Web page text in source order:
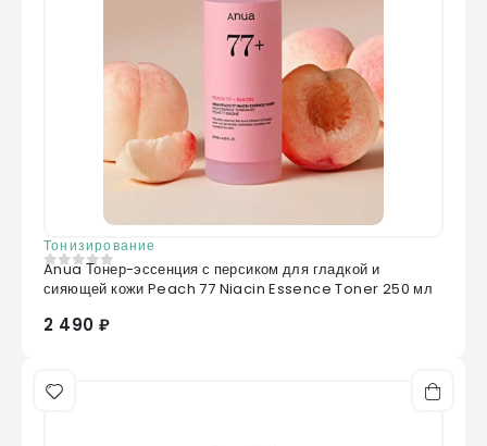
Тонизирование
0из 5
Anua Тонер-эссенция с персиком для гладкой и
сияющей кожи Peach 77 Niacin Essence Toner 250 мл
2 490 ₽